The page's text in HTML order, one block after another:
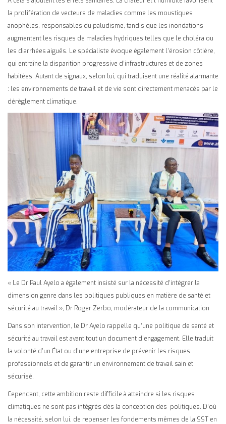
la prolifération de vecteurs de maladies comme les moustiques
anophèles, responsables du paludisme, tandis que les inondations
augmentent les risques de maladies hydriques telles que le choléra ou
les diarrhées aiguës. Le spécialiste évoque également l’érosion côtière,
qui entraîne la disparition progressive d’infrastructures et de zones
habitées. Autant de signaux, selon lui, qui traduisent une réalité alarmante
: les environnements de travail et de vie sont directement menacés par le
dérèglement climatique.
« Le Dr Paul Ayelo a également insisté sur la nécessité d’intégrer la
dimension genre dans les politiques publiques en matière de santé et
sécurité au travail », Dr Roger Zerbo, modérateur de la communication
Dans son intervention, le Dr Ayelo rappelle qu’une politique de santé et
sécurité au travail est avant tout un document d’engagement. Elle traduit
la volonté d’un État ou d’une entreprise de prévenir les risques
professionnels et de garantir un environnement de travail sain et
sécurisé.
Cependant, cette ambition reste difficile à atteindre si les risques
climatiques ne sont pas intégrés dès la conception des politiques. D’où
la nécessité, selon lui, de repenser les fondements mêmes de la SST en